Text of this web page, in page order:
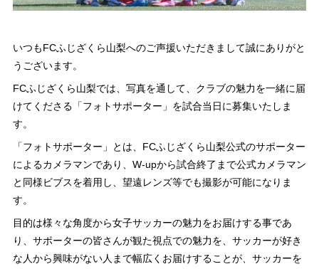
いつもFCふじざくら山梨へのご声援いただきまして誠にありがと
うございます。
FCふじざくら山梨では、写真を通して、クラブの魅力を一緒に届
けてくださる「フォトサポーター」を試合当日に募集いたしま
す。
「フォトサポーター」とは、FCふじざくら山梨公式のサポーター
によるカメラマンであり、W-upから試合終了まで公式カメラマン
と同様ビブスを着用し、望遠レンズ等でも撮影が可能になりま
す。
目的は様々な角度から女子サッカーの魅力をお届けする事であ
り、サポーターの皆さんが観た視点での魅力を、サッカーが好き
な人から興味がない人まで幅広くお届けすることが、サッカーを